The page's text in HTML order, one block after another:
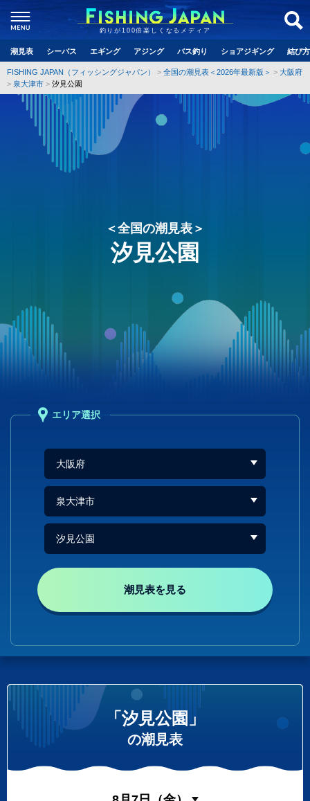
釣りが100倍楽しくなるメディア
潮見表 シーバス エギング アジング バス釣り ショアジギング 結び
FISHING JAPAN（フィッシングジャパン） 全国の潮見表＜2026年最新版＞
大阪府
泉大津市
汐見公園
＜全国の潮見表＞
汐見公園
エリア選択
潮見表を見る
「汐見公園」
の潮見表